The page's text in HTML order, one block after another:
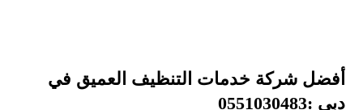
أفضل شركة خدمات التنظيف العميق في
دبي :0551030483